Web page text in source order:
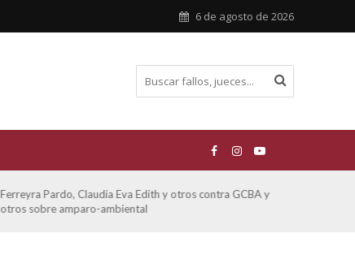
6 de agosto de 2026
Ferreyra Pardo, Claudia Eva Edith y otros contra GCBA y
otros sobre amparo-ambiental